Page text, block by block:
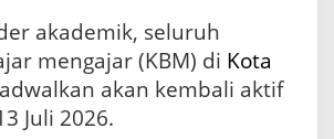
n
K
e
u
akademik, seluruh
mengajar (KBM) di Kota
akan kembali aktif
Juli 2026.